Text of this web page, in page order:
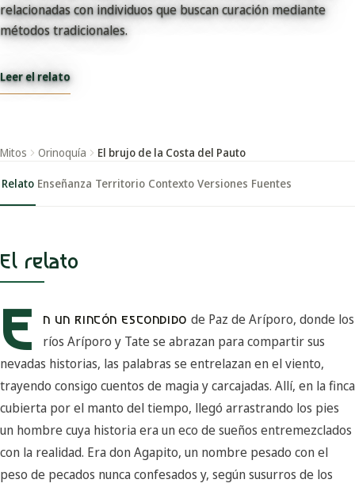
Categorías
relacionadas con individuos que buscan curación mediante
métodos tradicionales.
Leer el relato
Mitos Orinoquía El brujo de la Costa del Pauto
Relato Enseñanza Territorio Contexto Versiones Fuentes
El relato
E N UN RINCÓN ESCONDIDO de Paz de Aríporo, donde los
ríos Aríporo y Tate se abrazan para compartir sus
nevadas historias, las palabras se entrelazan en el viento,
trayendo consigo cuentos de magia y carcajadas. Allí, en la finca
cubierta por el manto del tiempo, llegó arrastrando los pies
un hombre cuya historia era un eco de sueños entremezclados
con la realidad. Era don Agapito, un nombre pesado con el
peso de pecados nunca confesados y, según susurros de los